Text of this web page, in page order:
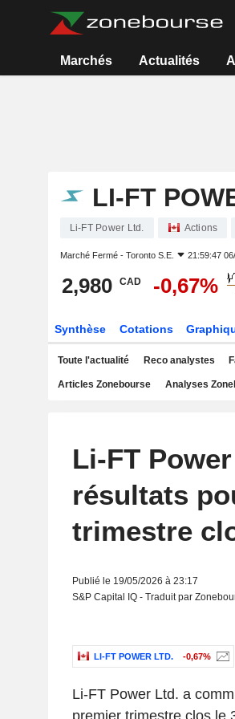
Marchés Actualités
LI-FT
Li-FT Power Ltd. Actions
Marché Fermé - Toronto S.E. 21:59:47
2,980 CAD -0,67%
Synthèse Cotations
Toute l'actualité Reco analystes
Articles Zonebourse Analyses
Li-FT
résultats
trimestre
Publié le 19/05/2026 à 23:17
S&P Capital IQ - Traduit par
LI-FT POWER LTD. -0,67%
Li-FT Power Ltd. a